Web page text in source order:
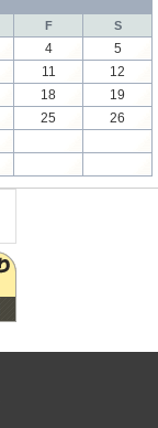
F S
4
5
11
12
18
19
25
26